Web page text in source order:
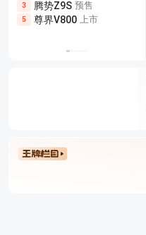
3 腾势Z9S 预售
5 尊界V800 上市